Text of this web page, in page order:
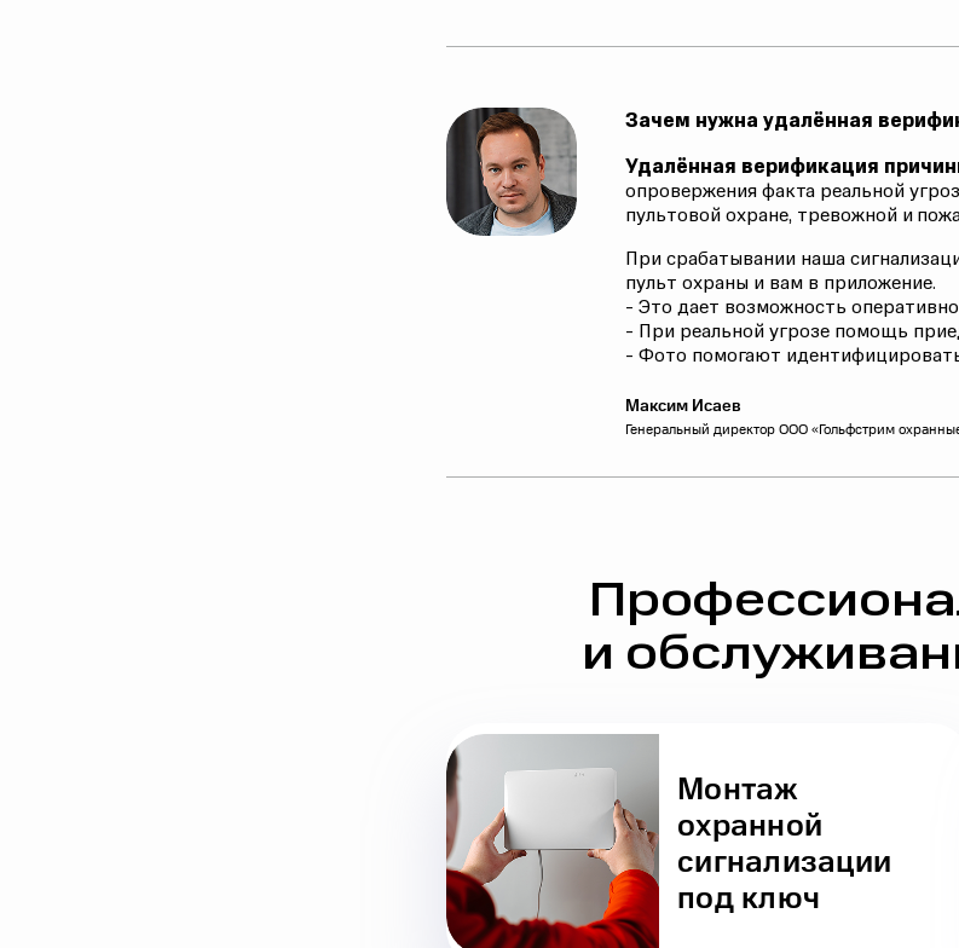
Зачем нужна удалённая
Удалённая верификация
опровержения факта реальной
пультовой охране, тревожной и
При срабатывании наша
пульт охраны и вам в приложение.
- Это дает возможность
- При реальной угрозе помощь
- Фото помогают
Максим Исаев
Генеральный директор ООО «Гольфстрим
и
Монтаж
охранной
сигнализации
под ключ